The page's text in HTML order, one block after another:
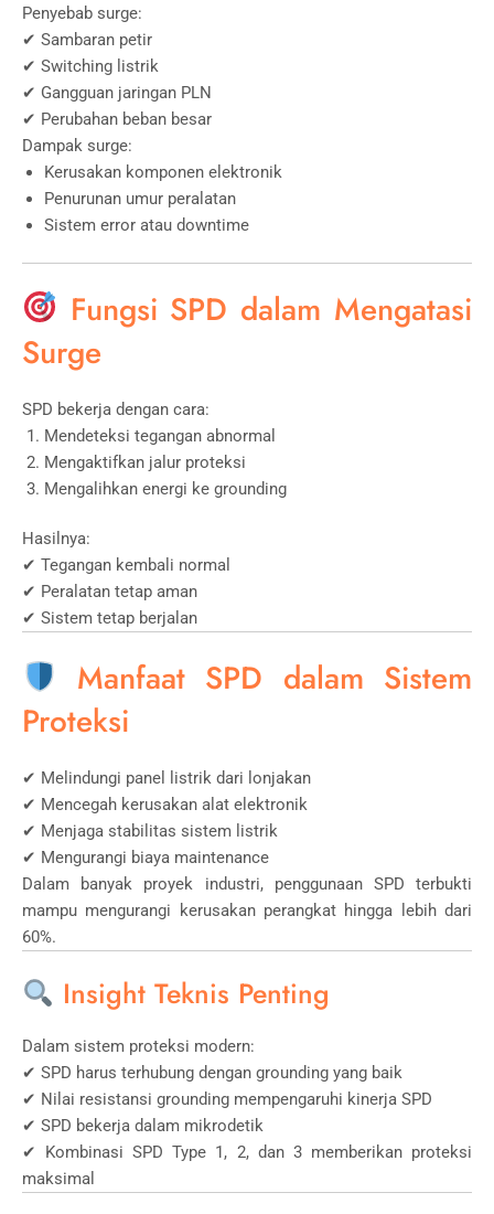
Penyebab surge:
✔ Sambaran petir
✔ Switching listrik
✔ Gangguan jaringan PLN
✔ Perubahan beban besar
Dampak surge:
Kerusakan komponen elektronik
Penurunan umur peralatan
Sistem error atau downtime
Fungsi SPD dalam Mengatasi
Surge
SPD bekerja dengan cara:
Mendeteksi tegangan abnormal
Mengaktifkan jalur proteksi
Mengalihkan energi ke grounding
Hasilnya:
✔ Tegangan kembali normal
✔ Peralatan tetap aman
✔ Sistem tetap berjalan
Manfaat SPD dalam Sistem
Proteksi
✔ Melindungi panel listrik dari lonjakan
✔ Mencegah kerusakan alat elektronik
✔ Menjaga stabilitas sistem listrik
✔ Mengurangi biaya maintenance
Dalam banyak proyek industri, penggunaan SPD terbukti
mampu mengurangi kerusakan perangkat hingga lebih dari
60%.
Insight Teknis Penting
Dalam sistem proteksi modern:
✔ SPD harus terhubung dengan grounding yang baik
✔ Nilai resistansi grounding mempengaruhi kinerja SPD
✔ SPD bekerja dalam mikrodetik
✔ Kombinasi SPD Type 1, 2, dan 3 memberikan proteksi
maksimal